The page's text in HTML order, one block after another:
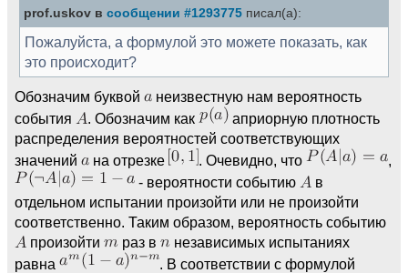
prof.uskov в сообщении #1293775 писал(а):
Пожалуйста, а формулой это можете показать, как
это происходит?
Обозначим буквой
неизвестную нам вероятность
события
. Обозначим как
априорную плотность
распределения вероятностей соответствующих
значений
на отрезке . Очевидно, что
,
- вероятности событию
в
отдельном испытании произойти или не произойти
соответственно. Таким образом, вероятность событию
произойти
раз в
независимых испытаниях
равна
. В соответствии с формулой